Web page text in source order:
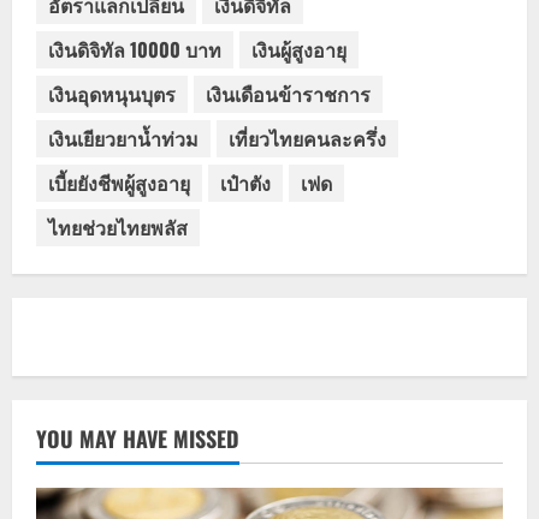
เงินดิจิทัล 10000 บาท
เงินผู้สูงอายุ
เงินอุดหนุนบุตร
เงินเดือนข้าราชการ
เงินเยียวยาน้ำท่วม
เที่ยวไทยคนละครึ่ง
เบี้ยยังชีพผู้สูงอายุ
เป๋าตัง
เฟด
ไทยช่วยไทยพลัส
YOU MAY HAVE MISSED